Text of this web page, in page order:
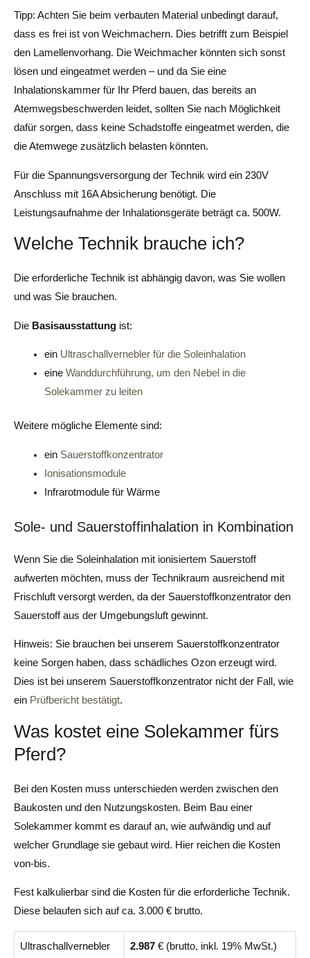
Tipp: Achten Sie beim verbauten Material unbedingt darauf,
dass es frei ist von Weichmachern. Dies betrifft zum Beispiel
den Lamellenvorhang. Die Weichmacher könnten sich sonst
lösen und eingeatmet werden – und da Sie eine
Inhalationskammer für Ihr Pferd bauen, das bereits an
Atemwegsbeschwerden leidet, sollten Sie nach Möglichkeit
dafür sorgen, dass keine Schadstoffe eingeatmet werden, die
die Atemwege zusätzlich belasten könnten.
Für die Spannungsversorgung der Technik wird ein 230V
Anschluss mit 16A Absicherung benötigt. Die
Leistungsaufnahme der Inhalationsgeräte beträgt ca. 500W.
Welche Technik brauche ich?
Die erforderliche Technik ist abhängig davon, was Sie wollen
und was Sie brauchen.
Die Basisausstattung ist:
ein Ultraschallvernebler für die Soleinhalation
eine Wanddurchführung, um den Nebel in die
Solekammer zu leiten
Weitere mögliche Elemente sind:
ein Sauerstoffkonzentrator
Ionisationsmodule
Infrarotmodule für Wärme
Sole- und Sauerstoffinhalation in Kombination
Wenn Sie die Soleinhalation mit ionisiertem Sauerstoff
aufwerten möchten, muss der Technikraum ausreichend mit
Frischluft versorgt werden, da der Sauerstoffkonzentrator den
Sauerstoff aus der Umgebungsluft gewinnt.
Hinweis: Sie brauchen bei unserem Sauerstoffkonzentrator
keine Sorgen haben, dass schädliches Ozon erzeugt wird.
Dies ist bei unserem Sauerstoffkonzentrator nicht der Fall, wie
ein Prüfbericht bestätigt.
Was kostet eine Solekammer fürs
Pferd?
Bei den Kosten muss unterschieden werden zwischen den
Baukosten und den Nutzungskosten. Beim Bau einer
Solekammer kommt es darauf an, wie aufwändig und auf
welcher Grundlage sie gebaut wird. Hier reichen die Kosten
von-bis.
Fest kalkulierbar sind die Kosten für die erforderliche Technik.
Diese belaufen sich auf ca. 3.000 € brutto.
Ultraschallvernebler 2.987 € (brutto, inkl. 19% MwSt.)